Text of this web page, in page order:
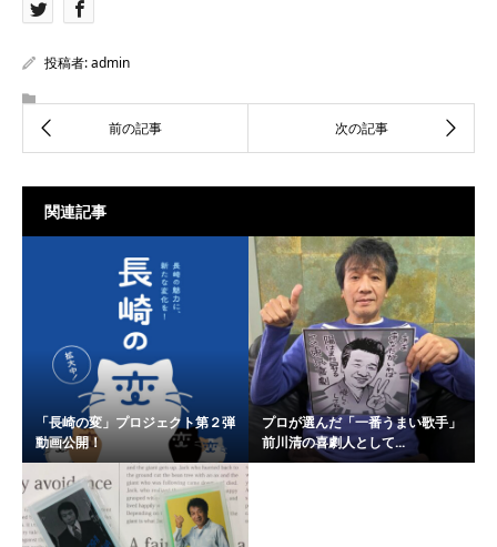
投稿者:admin
関連記事
「長崎の変」プロジェクト第２弾
動画公開！
プロが選んだ「一番うまい歌手」
前川清の喜劇人として...